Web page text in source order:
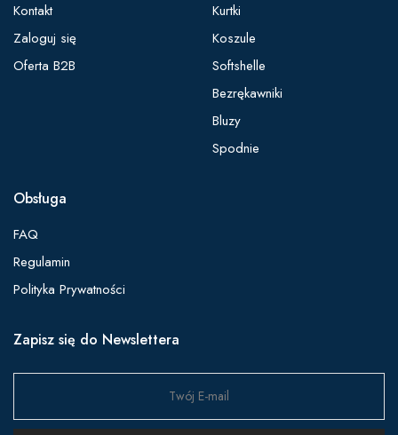
Kontakt
Zaloguj się
Oferta B2B
Kurtki
Koszule
Softshelle
Bezrękawniki
Bluzy
Spodnie
Obsługa
FAQ
Regulamin
Polityka Prywatności
Zapisz się do Newslettera